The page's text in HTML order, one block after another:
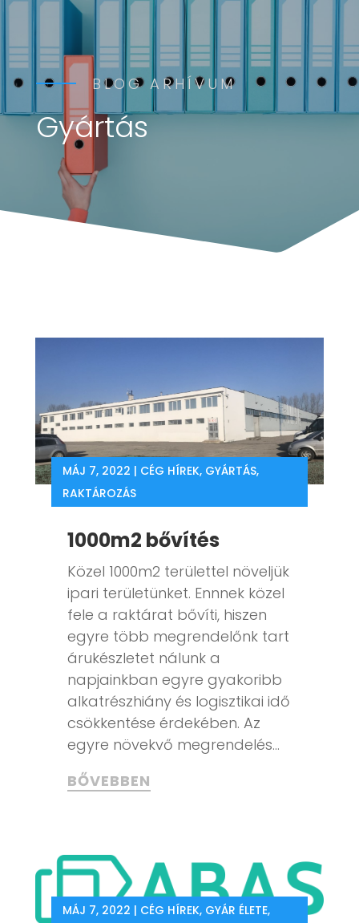
BLOG ARHÍVUM
Gyártás
1000m2 bővítés
MÁJ 7, 2022 | CÉG HÍREK, GYÁRTÁS,
RAKTÁROZÁS
Közel 1000m2 területtel növeljük
ipari területünket. Ennnek közel
fele a raktárat bővíti, hiszen
egyre több megrendelőnk tart
árukészletet nálunk a
napjainkban egyre gyakoribb
alkatrészhiány és logisztikai idő
csökkentése érdekében. Az
egyre növekvő megrendelés...
BŐVEBBEN
MÁJ 7, 2022 | CÉG HÍREK, GYÁR ÉLETE,